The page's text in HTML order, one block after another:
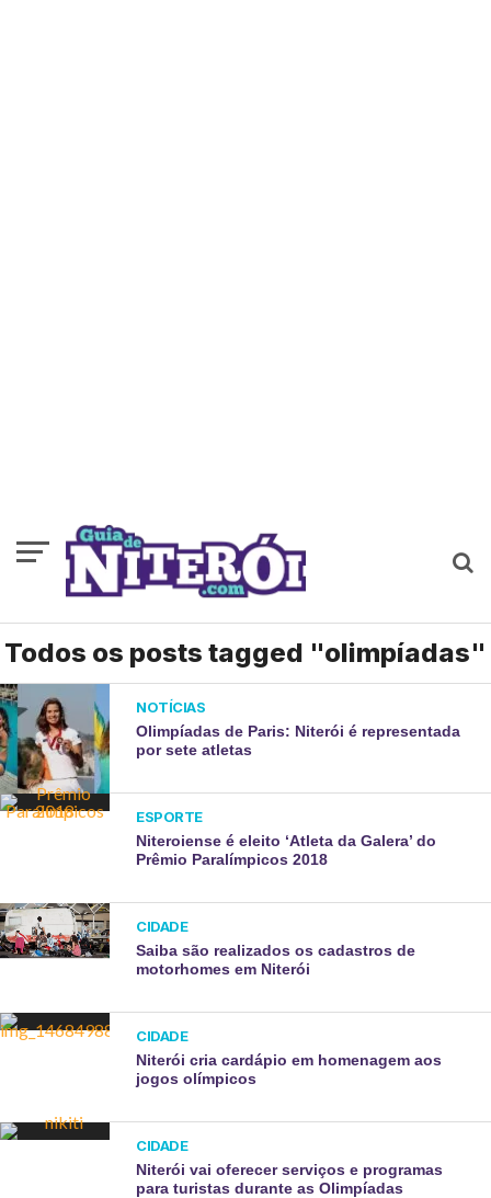
Todos os posts tagged "olimpíadas"
NOTÍCIAS
Olimpíadas de Paris: Niterói é representada
por sete atletas
ESPORTE
Niteroiense é eleito ‘Atleta da Galera’ do
Prêmio Paralímpicos 2018
CIDADE
Saiba são realizados os cadastros de
motorhomes em Niterói
CIDADE
Niterói cria cardápio em homenagem aos
jogos olímpicos
CIDADE
Niterói vai oferecer serviços e programas
para turistas durante as Olimpíadas